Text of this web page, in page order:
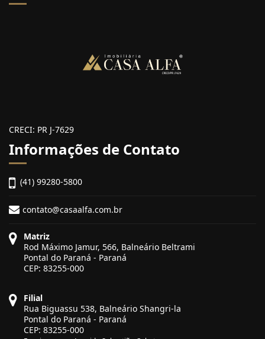
CRECI: PR J-7629
Informações de Contato
(41) 99280-5800
contato@casaalfa.com.br
Matriz
Rod Máximo Jamur, 566, Balneário Beltrami
Pontal do Paraná - Paraná
CEP: 83255-000
Filial
Rua Biguassu 538, Balneário Shangri-la
Pontal do Paraná - Paraná
CEP: 83255-000